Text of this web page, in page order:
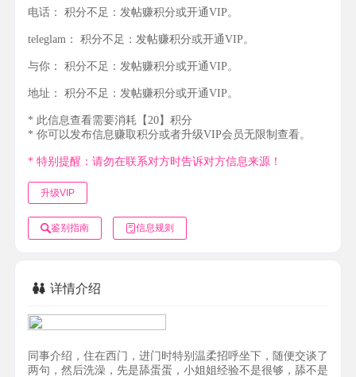
电话： 积分不足：发帖赚积分或开通VIP。
teleglam： 积分不足：发帖赚积分或开通VIP。
与你： 积分不足：发帖赚积分或开通VIP。
地址： 积分不足：发帖赚积分或开通VIP。
* 此信息查看需要消耗【20】积分
* 你可以发布信息赚取积分或者升级VIP会员无限制查看。
* 特别提醒：请勿在联系对方时告诉对方信息来源！
升级VIP
鉴别指南 信息规则
详情介绍
同事介绍，住在西门，进门时特别温柔招呼坐下，随便交谈了
两句，然后洗澡，先是舔蛋蛋，小姐姐经验不是很够，舔不是